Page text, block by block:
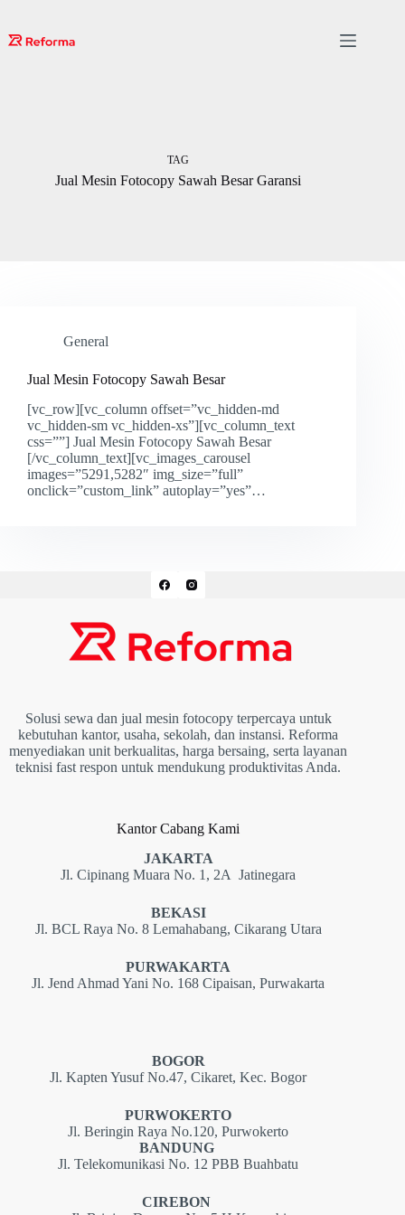
content
TAG
Jual Mesin Fotocopy Sawah Besar Garansi
General
Jual Mesin Fotocopy Sawah Besar
[vc_row][vc_column offset=”vc_hidden-md
vc_hidden-sm vc_hidden-xs”][vc_column_text
css=””] Jual Mesin Fotocopy Sawah Besar
[/vc_column_text][vc_images_carousel
images=”5291,5282″ img_size=”full”
onclick=”custom_link” autoplay=”yes”…
Solusi sewa dan jual mesin fotocopy terpercaya untuk
kebutuhan kantor, usaha, sekolah, dan instansi. Reforma
menyediakan unit berkualitas, harga bersaing, serta layanan
teknisi fast respon untuk mendukung produktivitas Anda.
Kantor Cabang Kami
JAKARTA
Jl. Cipinang Muara No. 1, 2A Jatinegara
BEKASI
Jl. BCL Raya No. 8 Lemahabang, Cikarang Utara
PURWAKARTA
Jl. Jend Ahmad Yani No. 168 Cipaisan, Purwakarta
BOGOR
Jl. Kapten Yusuf No.47, Cikaret, Kec. Bogor
PURWOKERTO
Jl. Beringin Raya No.120, Purwokerto
BANDUNG
Jl. Telekomunikasi No. 12 PBB Buahbatu
CIREBON